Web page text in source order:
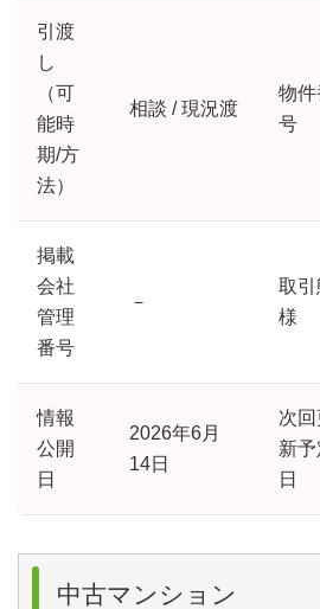
引渡
し
（可
能時
期/方
法）
相談 / 現況渡
物件
号
掲載
会社
管理
番号
－
取引
様
情報
公開
日
2026年6月
14日
次回
新予
日
中古マンション